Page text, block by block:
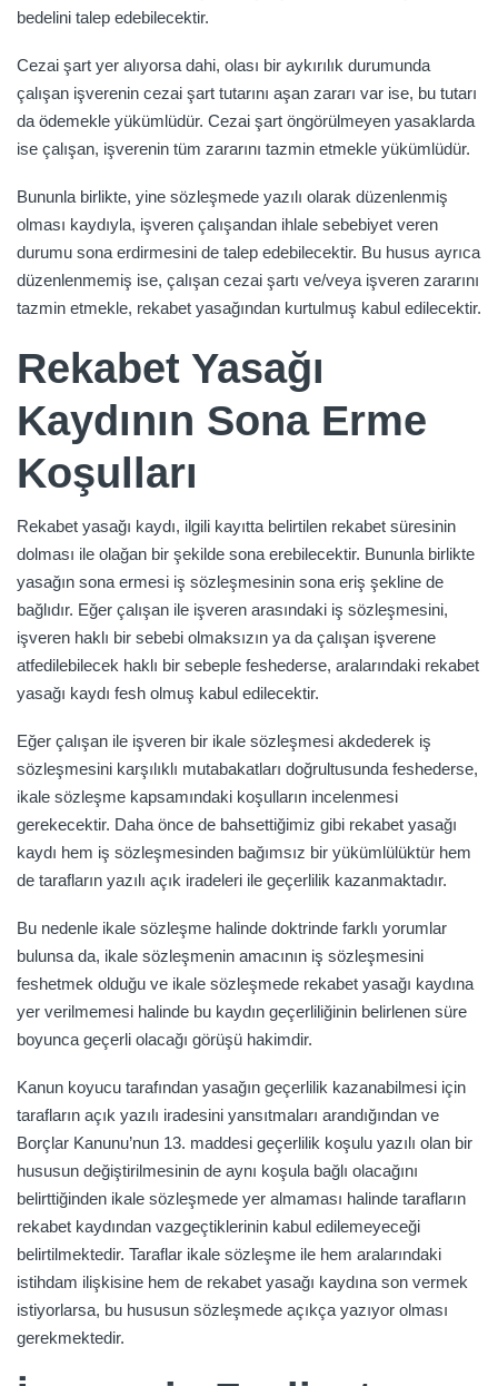
bedelini talep edebilecektir.
Cezai şart yer alıyorsa dahi, olası bir aykırılık durumunda
çalışan işverenin cezai şart tutarını aşan zararı var ise, bu tutarı
da ödemekle yükümlüdür. Cezai şart öngörülmeyen yasaklarda
ise çalışan, işverenin tüm zararını tazmin etmekle yükümlüdür.
Bununla birlikte, yine sözleşmede yazılı olarak düzenlenmiş
olması kaydıyla, işveren çalışandan ihlale sebebiyet veren
durumu sona erdirmesini de talep edebilecektir. Bu husus ayrıca
düzenlenmemiş ise, çalışan cezai şartı ve/veya işveren zararını
tazmin etmekle, rekabet yasağından kurtulmuş kabul edilecektir.
Rekabet Yasağı
Kaydının Sona Erme
Koşulları
Rekabet yasağı kaydı, ilgili kayıtta belirtilen rekabet süresinin
dolması ile olağan bir şekilde sona erebilecektir. Bununla birlikte
yasağın sona ermesi iş sözleşmesinin sona eriş şekline de
bağlıdır. Eğer çalışan ile işveren arasındaki iş sözleşmesini,
işveren haklı bir sebebi olmaksızın ya da çalışan işverene
atfedilebilecek haklı bir sebeple feshederse, aralarındaki rekabet
yasağı kaydı fesh olmuş kabul edilecektir.
Eğer çalışan ile işveren bir ikale sözleşmesi akdederek iş
sözleşmesini karşılıklı mutabakatları doğrultusunda feshederse,
ikale sözleşme kapsamındaki koşulların incelenmesi
gerekecektir. Daha önce de bahsettiğimiz gibi rekabet yasağı
kaydı hem iş sözleşmesinden bağımsız bir yükümlülüktür hem
de tarafların yazılı açık iradeleri ile geçerlilik kazanmaktadır.
Bu nedenle ikale sözleşme halinde doktrinde farklı yorumlar
bulunsa da, ikale sözleşmenin amacının iş sözleşmesini
feshetmek olduğu ve ikale sözleşmede rekabet yasağı kaydına
yer verilmemesi halinde bu kaydın geçerliliğinin belirlenen süre
boyunca geçerli olacağı görüşü hakimdir.
Kanun koyucu tarafından yasağın geçerlilik kazanabilmesi için
tarafların açık yazılı iradesini yansıtmaları arandığından ve
Borçlar Kanunu’nun 13. maddesi geçerlilik koşulu yazılı olan bir
hususun değiştirilmesinin de aynı koşula bağlı olacağını
belirttiğinden ikale sözleşmede yer almaması halinde tarafların
rekabet kaydından vazgeçtiklerinin kabul edilemeyeceği
belirtilmektedir. Taraflar ikale sözleşme ile hem aralarındaki
istihdam ilişkisine hem de rekabet yasağı kaydına son vermek
istiyorlarsa, bu hususun sözleşmede açıkça yazıyor olması
gerekmektedir.